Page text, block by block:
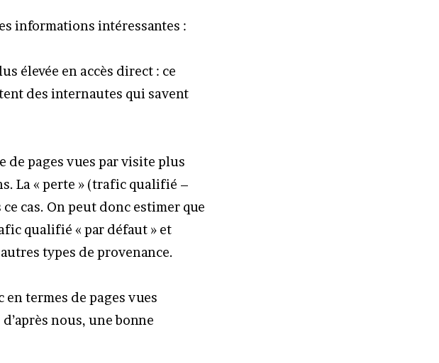
informations intéressantes :
élevée en accès direct : ce
des internautes qui savent
de pages vues par visite plus
La « perte » (trafic qualifié –
cas. On peut donc estimer que
qualifié « par défaut » et
types de provenance.
termes de pages vues
nous, une bonne